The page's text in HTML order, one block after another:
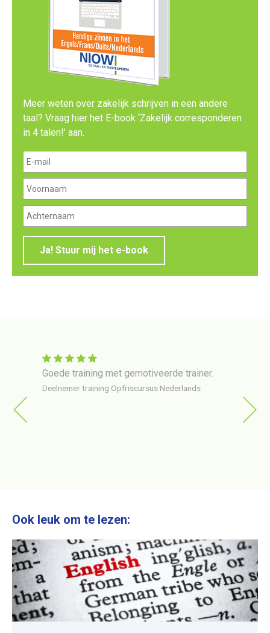
Meer weten over zakelijk schrijven in een andere
taal? Vraag hier het E-book ‘Zakelijk corresponderen
in 4 talen!’ aan.
Ja! Stuur mij het e-book
Goede training met gemotiveerde trainer.
Deelnemer training Opfriscursus Nederlands
erg
Ook leuk om te lezen: